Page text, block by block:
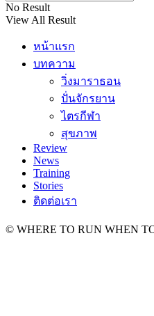
No Result
View All Result
หน้าแรก
บทความ
วิ่งมาราธอน
ปั่นจักรยาน
ไตรกีฬา
สุขภาพ
Review
News
Training
Stories
ติดต่อเรา
© WHERE TO RUN WHEN